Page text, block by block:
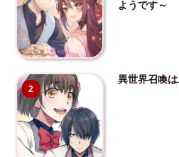
ようです～
2
異世界召喚